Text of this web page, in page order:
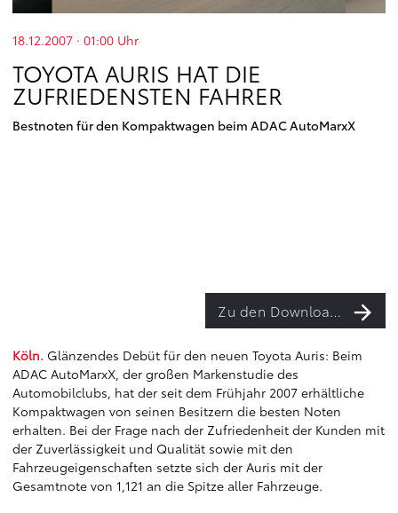
18.12.2007 · 01:00 Uhr
TOYOTA AURIS HAT DIE
ZUFRIEDENSTEN FAHRER
Bestnoten für den Kompaktwagen beim ADAC AutoMarxX
Zu den Downloads
Köln. Glänzendes Debüt für den neuen Toyota Auris: Beim
ADAC AutoMarxX, der großen Markenstudie des
Automobilclubs, hat der seit dem Frühjahr 2007 erhältliche
Kompaktwagen von seinen Besitzern die besten Noten
erhalten. Bei der Frage nach der Zufriedenheit der Kunden mit
der Zuverlässigkeit und Qualität sowie mit den
Fahrzeugeigenschaften setzte sich der Auris mit der
Gesamtnote von 1,121 an die Spitze aller Fahrzeuge.